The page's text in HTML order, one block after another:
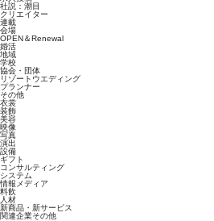
社説：潮目
クリエイター
連載
会場
OPEN＆Renewal
婚活
地域
学校
協会・団体
リゾートウエディング
プランナー
その他
衣裳
装飾
美容
映像
写真
演出
設備
ギフト
コンサルティング
システム
情報メディア
料飲
人材
新商品・新サービス
関連企業その他